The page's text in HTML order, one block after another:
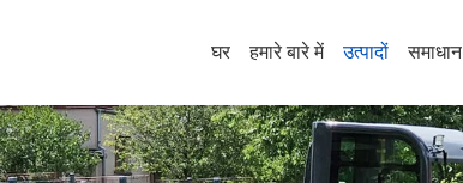
घर हमारे बारे में उत्पादों समाधान